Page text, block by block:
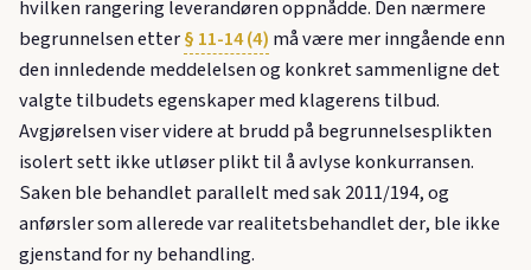
hvilken rangering leverandøren oppnådde. Den nærmere
begrunnelsen etter§ 11-14 (4) må være mer inngående enn
den innledende meddelelsen og konkret sammenligne det
valgte tilbudets egenskaper med klagerens tilbud.
Avgjørelsen viser videre at brudd på begrunnelsesplikten
isolert sett ikke utløser plikt til å avlyse konkurransen.
Saken ble behandlet parallelt med sak 2011/194, og
anførsler som allerede var realitetsbehandlet der, ble ikke
gjenstand for ny behandling.